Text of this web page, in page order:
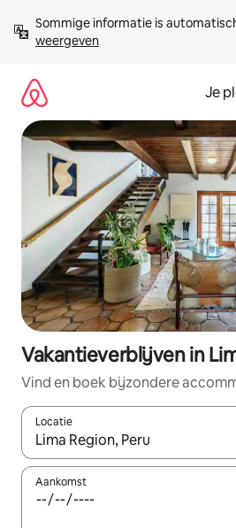
direct
naar
Sommige informatie is
weergeven
Je
Vakantieverblijven in
Vind en boek bijzondere
Locatie
Wanneer er resultaten
Aankomst